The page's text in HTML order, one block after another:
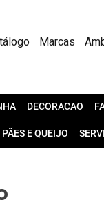
Marcas
DECORACAO
PÃES E QUEIJO